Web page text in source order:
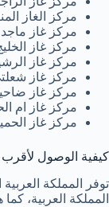
مركز الغاز
مركز غاز ماجد
مركز غاز
مركز غاز
مركز غاز
مركز غاز
مركز غاز ام
مركز غاز
كيفية الوصول
توفر المملكة
المملكة العربية،